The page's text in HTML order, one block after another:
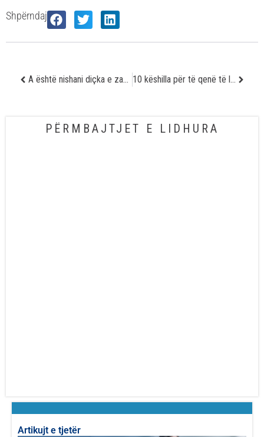
Shpërndaj
A është nishani diçka e zakonshme apo mund të shndërrohet në melanoma? 10 këshilla për të qenë të lumtur
PËRMBAJTJET E LIDHURA
Artikujt e tjetër